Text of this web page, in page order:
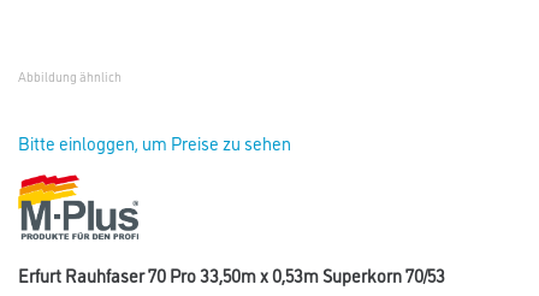
Abbildung ähnlich
Bitte einloggen, um Preise zu sehen
Erfurt Rauhfaser 70 Pro 33,50m x 0,53m Superkorn 70/53